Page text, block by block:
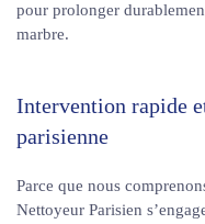
pour prolonger
marbre.
Intervention rapide
parisienne
Parce que nous
Nettoyeur Parisien